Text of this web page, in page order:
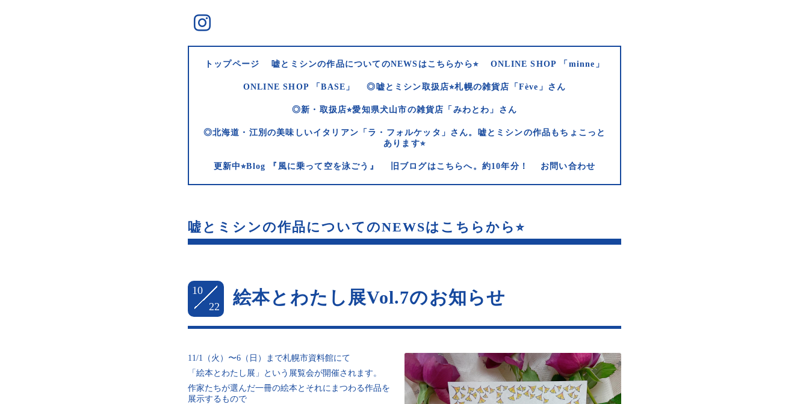
トップページ 嘘とミシンの作品についてのNEWSはこちらから⭐︎ ONLINE SHOP 「minne」
ONLINE SHOP 「BASE」 ◎嘘とミシン取扱店⭐︎札幌の雑貨店「Fève」さん
◎新・取扱店⭐︎愛知県犬山市の雑貨店「みわとわ」さん
◎北海道・江別の美味しいイタリアン「ラ・フォルケッタ」さん。嘘とミシンの作品もちょこっと
あります⭐︎
更新中⭐︎Blog 『風に乗って空を泳ごう』 旧ブログはこちらへ。約10年分！ お問い合わせ
嘘とミシンの作品についてのNEWSはこちらから⭐︎
10
22
絵本とわたし展Vol.7のお知らせ
11/1（火）〜6（日）まで札幌市資料館にて
「絵本とわたし展」という展覧会が開催されます。
作家たちが選んだ一冊の絵本とそれにまつわる作品を
展示するもので